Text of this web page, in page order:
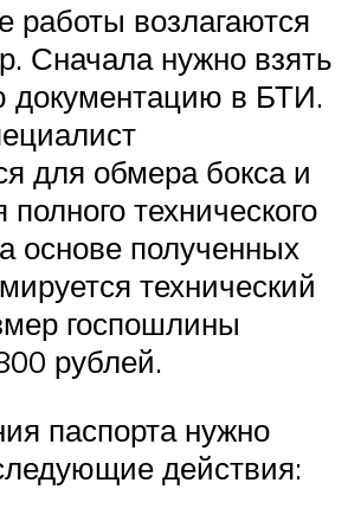
работы возлагаются
Сначала нужно взять
документацию в БТИ.
для обмера бокса и
технического
основе полученных
технический
госпошлины
рублей.
паспорта нужно
действия: